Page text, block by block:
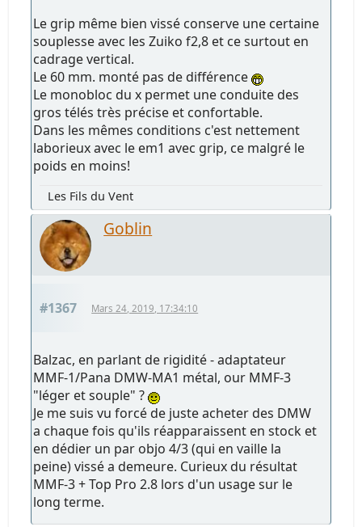
Le grip même bien vissé conserve une certaine
souplesse avec les Zuiko f2,8 et ce surtout en
cadrage vertical.
Le 60 mm. monté pas de différence
Le monobloc du x permet une conduite des
gros télés très précise et confortable.
Dans les mêmes conditions c'est nettement
laborieux avec le em1 avec grip, ce malgré le
poids en moins!
Les Fils du Vent
Goblin
#1367 Mars 24, 2019, 17:34:10
Balzac, en parlant de rigidité - adaptateur
MMF-1/Pana DMW-MA1 métal, our MMF-3
"léger et souple" ?
Je me suis vu forcé de juste acheter des DMW
a chaque fois qu'ils réapparaissent en stock et
en dédier un par objo 4/3 (qui en vaille la
peine) vissé a demeure. Curieux du résultat
MMF-3 + Top Pro 2.8 lors d'un usage sur le
long terme.